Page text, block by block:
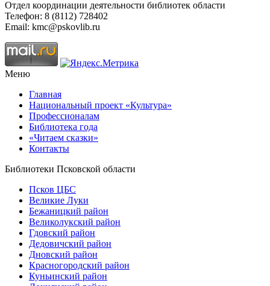
Отдел координации деятельности библиотек области
Телефон: 8 (8112) 728402
Email: kmc@pskovlib.ru
Меню
Главная
Национальный проект «Культура»
Профессионалам
Библиотека года
«Читаем сказки»
Контакты
Библиотеки Псковской области
Псков ЦБС
Великие Луки
Бежаницкий район
Великолукский район
Гдовский район
Дедовичский район
Дновский район
Красногородский район
Куньинский район